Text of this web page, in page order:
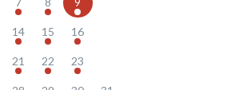
14 15 16
21 22 23